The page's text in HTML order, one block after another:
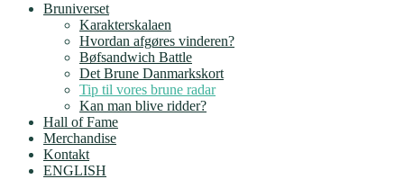
Bruniverset
Karakterskalaen
Hvordan afgøres vinderen?
Bøfsandwich Battle
Det Brune Danmarkskort
Tip til vores brune radar
Kan man blive ridder?
Hall of Fame
Merchandise
Kontakt
ENGLISH